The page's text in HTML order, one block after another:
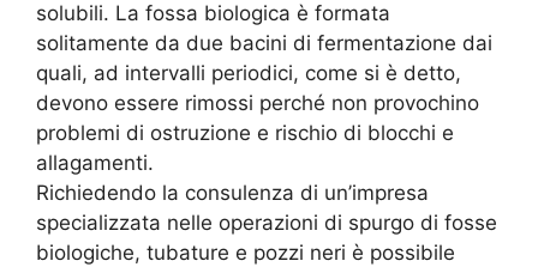
solubili. La fossa biologica è formata
solitamente da due bacini di fermentazione dai
quali, ad intervalli periodici, come si è detto,
devono essere rimossi perché non provochino
problemi di ostruzione e rischio di blocchi e
allagamenti.
Richiedendo la consulenza di un’impresa
specializzata nelle operazioni di spurgo di fosse
biologiche, tubature e pozzi neri è possibile